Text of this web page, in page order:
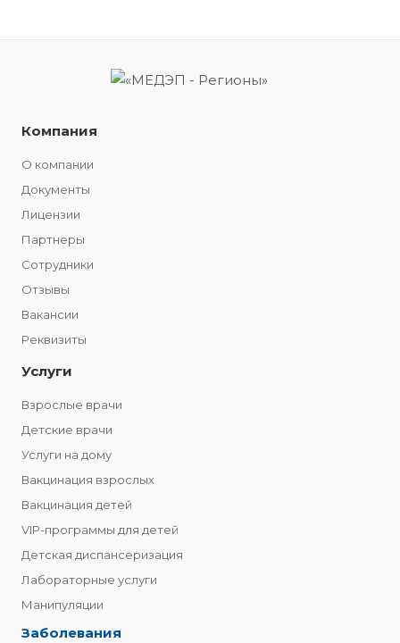
Компания
О компании
Документы
Лицензии
Партнеры
Сотрудники
Отзывы
Вакансии
Реквизиты
Услуги
Взрослые врачи
Детские врачи
Услуги на дому
Вакцинация взрослых
Вакцинация детей
VIP-программы для детей
Детская диспансеризация
Лабораторные услуги
Манипуляции
Заболевания